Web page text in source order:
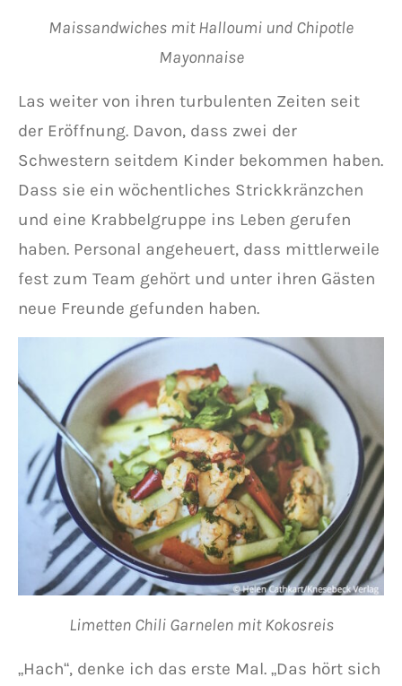
Maissandwiches mit Halloumi und Chipotle
Mayonnaise
Las weiter von ihren turbulenten Zeiten seit
der Eröffnung. Davon, dass zwei der
Schwestern seitdem Kinder bekommen haben.
Dass sie ein wöchentliches Strickkränzchen
und eine Krabbelgruppe ins Leben gerufen
haben. Personal angeheuert, dass mittlerweile
fest zum Team gehört und unter ihren Gästen
neue Freunde gefunden haben.
Limetten Chili Garnelen mit Kokosreis
„Hach“, denke ich das erste Mal. „Das hört sich